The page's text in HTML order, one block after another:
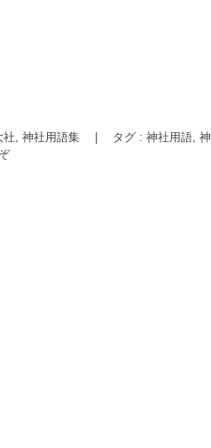
社, 神社用語集 タグ : 神社用語,